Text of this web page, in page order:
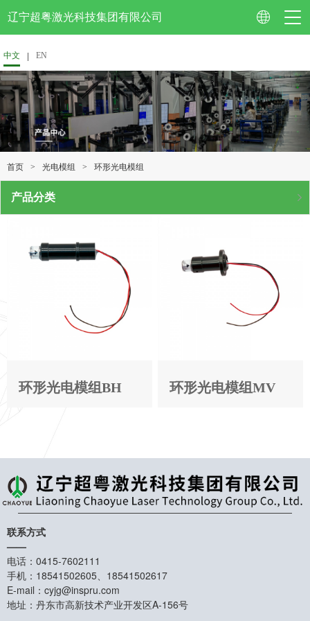
辽宁超粤激光科技集团有限公司
公司简介
资质认证
校企合作
中文 EN
首页 > 光电模组 > 环形光电模组
产品分类
环形光电模组BH 环形光电模组MV
联系方式
——
电话：0415-7602111
手机：18541502605、18541502617
E-mail：cyjg@inspru.com
地址：丹东市高新技术产业开发区A-156号